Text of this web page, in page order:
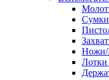
Лотки